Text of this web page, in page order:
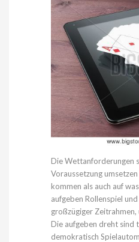
Die Wettanforderungen
Voraussetzung
kommen als auch auf
aufgeben Rollenspiel
großzügiger
Die aufgeben dreht sind
demokratisch